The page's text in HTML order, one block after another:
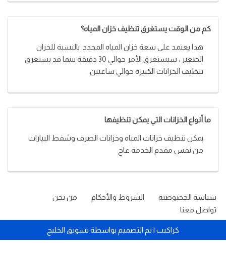
كم من الوقت يستغرق تنظيف خزان المياه؟
هذا يعتمد على سعة خزان المياه المحدد. بالنسبة للخزان
الصغير ، سيستغرق الأمر حوالي 30 دقيقة بينما قد يستغرق
تنظيف الخزانات الكبيرة حوالي ساعتين.
ما أنواع الخزانات التي يمكن تنظيفها
بمكن تنظيف خزانات المياه وخزانات الصرف وشفط البيارات
من نفس مقدم الخدمة عاج
سياسة الخصوصية الشروط والأحكام
من نحن
تواصل معنا
كراكيب | تم التصميم بواسطة تسويق الخليج